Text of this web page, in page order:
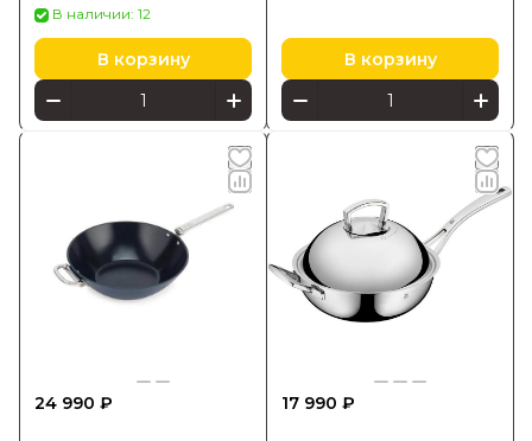
В наличии: 12
В корзину В корзину
24 990 ₽ 17 990 ₽